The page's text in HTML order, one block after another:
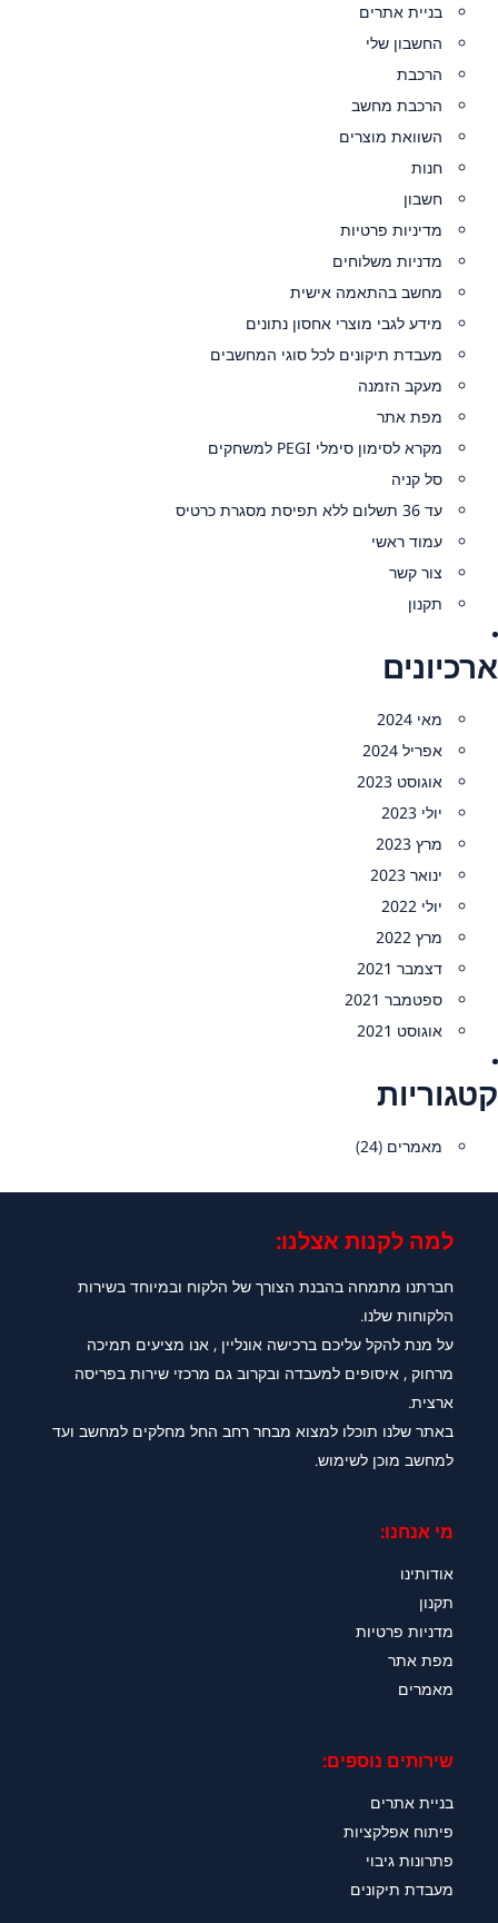
בניית אתרים
החשבון שלי
הרכבת
הרכבת מחשב
השוואת מוצרים
חנות
חשבון
מדיניות פרטיות
מדניות משלוחים
מחשב בהתאמה אישית
מידע לגבי מוצרי אחסון נתונים
מעבדת תיקונים לכל סוגי המחשבים
מעקב הזמנה
מפת אתר
מקרא לסימון סימלי PEGI למשחקים
סל קניה
עד 36 תשלום ללא תפיסת מסגרת כרטיס
עמוד ראשי
צור קשר
תקנון
ארכיונים
מאי 2024
אפריל 2024
אוגוסט 2023
יולי 2023
מרץ 2023
ינואר 2023
יולי 2022
מרץ 2022
דצמבר 2021
ספטמבר 2021
אוגוסט 2021
קטגוריות
מאמרים (24)
למה לקנות אצלנו:​
חברתנו מתמחה בהבנת הצורך של הלקוח ובמיוחד בשירות
הלקוחות שלנו.
על מנת להקל עליכם ברכישה אונליין , אנו מציעים תמיכה
מרחוק , איסופים למעבדה ובקרוב גם מרכזי שירות בפריסה
ארצית.
באתר שלנו תוכלו למצוא מבחר רחב החל מחלקים למחשב ועד
למחשב מוכן לשימוש.
מי אנחנו:
אודותינו
תקנון
מדניות פרטיות
מפת אתר
מאמרים
שירותים נוספים:
בניית אתרים
פיתוח אפלקציות
פתרונות גיבוי
מעבדת תיקונים